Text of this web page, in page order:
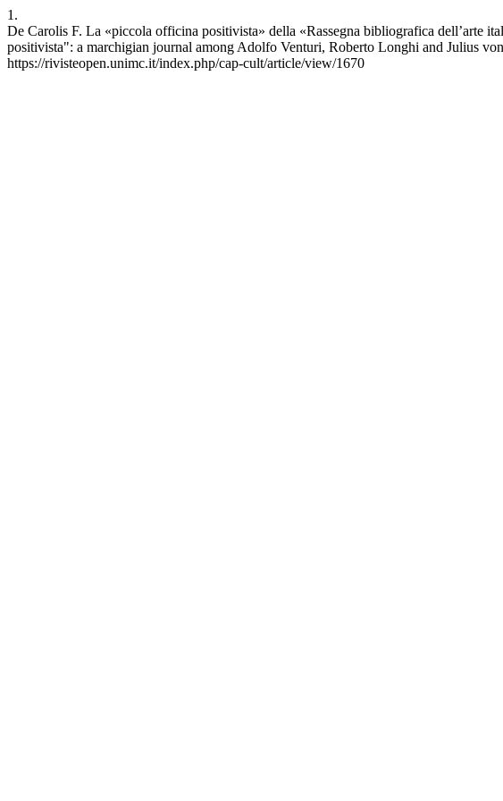
1.
De Carolis F. La «piccola officina positivista» della «Rassegna bibliografica dell’arte
positivista": a marchigian journal among Adolfo Venturi, Roberto Longhi and Julius
https://rivisteopen.unimc.it/index.php/cap-cult/article/view/1670